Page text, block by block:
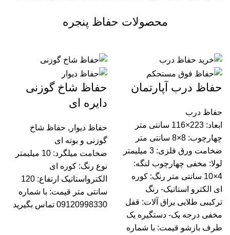
محصولات حفاظ پنجره
حفاظ درب آپارتمان
حفاظ درب
ابعاد: 223×116 سانتی متر
چهارچوب: 8×8 سانتی متر
ضخامت ورق فلزی: 3 میلیمتر
لولا: مخفی چهارچوب لنگه:
4×10 سانتی متر رنگ: کوره
ای الکترو استاتیک- رنگ
ترکیبی طلایی یراق آلات: قفل
مخفی درجه یک- دستگیره یک
طرف بازشو قیمت: با شماره
حفاظ شاخ گوزنی
دایره ای
حفاظ دیوار , حفاظ شاخ
گوزنی و بوته ای
ضخامت میلگرد: 10 میلیمتر
نوع رنگ: کوره ای
الکترواستاتیک ارتفاع: 120
سانتی متر قیمت: با شماره
09120998330 تماس بگیرید